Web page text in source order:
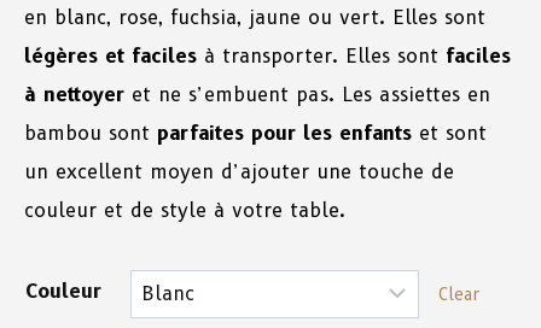
en blanc, rose, fuchsia, jaune ou vert. Elles sont
légères et faciles à transporter. Elles sont faciles
à nettoyer et ne s’embuent pas. Les assiettes en
bambou sont parfaites pour les enfants et sont
un excellent moyen d’ajouter une touche de
couleur et de style à votre table.
Couleur Clear